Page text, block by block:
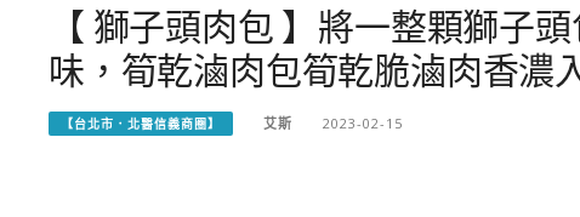
【 獅子頭肉包 】將一整顆獅子
味，筍乾滷肉包筍乾脆滷肉香濃
【台北市．北醫信義商圈】 艾斯 2023-02-15